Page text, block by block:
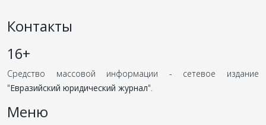
Контакты
16+
Средство массовой информации - сетевое издание
"Евразийский юридический журнал".
Меню